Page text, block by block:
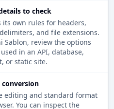
to check
own rules for headers,
and file extensions.
Sablon, review the options
in an API, database,
or static site.
conversion
editing and standard format
You can inspect the